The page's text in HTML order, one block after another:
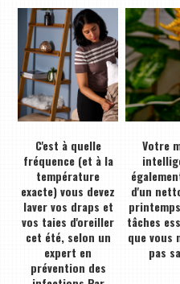
C'est à quelle
fréquence (et à la
température
exacte) vous devez
laver vos draps et
vos taies d'oreiller
cet été, selon un
expert en
prévention des
Votre
d'un
tâches
que vous
pas